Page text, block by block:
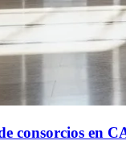
consorcios en